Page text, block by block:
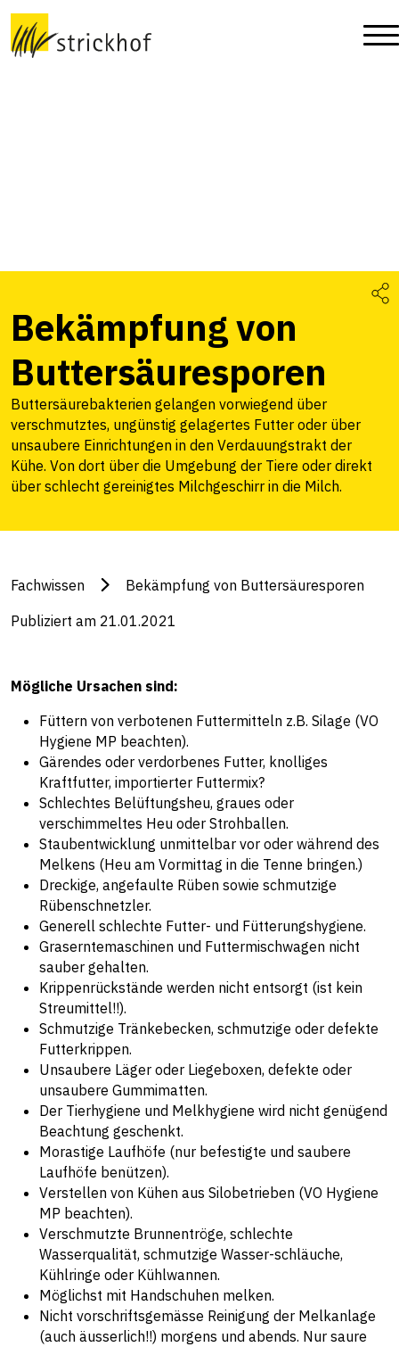
Bekämpfung von
Buttersäuresporen
Buttersäurebakterien gelangen vorwiegend über
verschmutztes, ungünstig gelagertes Futter oder über
unsaubere Einrichtungen in den Verdauungstrakt der
Kühe. Von dort über die Umgebung der Tiere oder direkt
über schlecht gereinigtes Milchgeschirr in die Milch.
Fachwissen Bekämpfung von Buttersäuresporen
Publiziert am 21.01.2021
Mögliche Ursachen sind:
Füttern von verbotenen Futtermitteln z.B. Silage (VO
Hygiene MP beachten).
Gärendes oder verdorbenes Futter, knolliges
Kraftfutter, importierter Futtermix?
Schlechtes Belüftungsheu, graues oder
verschimmeltes Heu oder Strohballen.
Staubentwicklung unmittelbar vor oder während des
Melkens (Heu am Vormittag in die Tenne bringen.)
Dreckige, angefaulte Rüben sowie schmutzige
Rübenschnetzler.
Generell schlechte Futter- und Fütterungshygiene.
Graserntemaschinen und Futtermischwagen nicht
sauber gehalten.
Krippenrückstände werden nicht entsorgt (ist kein
Streumittel!!).
Schmutzige Tränkebecken, schmutzige oder defekte
Futterkrippen.
Unsaubere Läger oder Liegeboxen, defekte oder
unsaubere Gummimatten.
Der Tierhygiene und Melkhygiene wird nicht genügend
Beachtung geschenkt.
Morastige Laufhöfe (nur befestigte und saubere
Laufhöfe benützen).
Verstellen von Kühen aus Silobetrieben (VO Hygiene
MP beachten).
Verschmutzte Brunnentröge, schlechte
Wasserqualität, schmutzige Wasser-schläuche,
Kühlringe oder Kühlwannen.
Möglichst mit Handschuhen melken.
Nicht vorschriftsgemässe Reinigung der Melkanlage
(auch äusserlich!!) morgens und abends. Nur saure